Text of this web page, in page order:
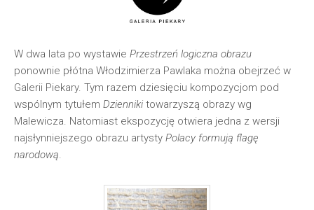
W dwa lata po wystawie Przestrzeń logiczna obrazu
ponownie płótna Włodzimierza Pawlaka można obejrzeć w
Galerii Piekary. Tym razem dziesięciu kompozycjom pod
wspólnym tytułem Dzienniki towarzyszą obrazy wg
Malewicza. Natomiast ekspozycję otwiera jedna z wersji
najsłynniejszego obrazu artysty Polacy formują flagę
narodową.